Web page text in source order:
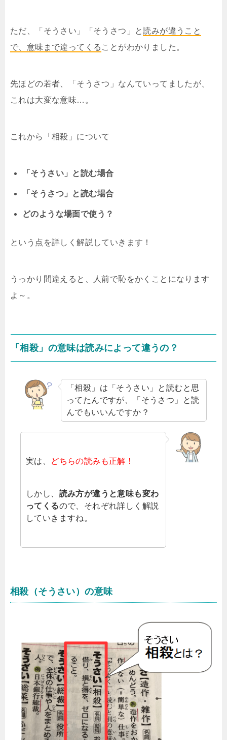
ただ、「そうさい」「そうさつ」と読みが違うこと
で、意味まで違ってくる ことがわかりました。
先ほどの若者、「そうさつ」なんていってましたが、
これは大変な意味…。
これから「相殺」について
「そうさい」と読む場合
「そうさつ」と読む場合
どのような場面で使う？
という点を詳しく解説していきます！
うっかり間違えると、人前で恥をかくことになります
よ～。
「相殺」の意味は読みによって違うの？
「相殺」は「そうさい」と読むと思
ってたんですが、「そうさつ」と読
んでもいいんですか？
実は、 どちらの読みも正解！
しかし、 読み方が違うと意味も変わ
ってくるので、それぞれ詳しく解説
していきますね。
相殺（そうさい）の意味